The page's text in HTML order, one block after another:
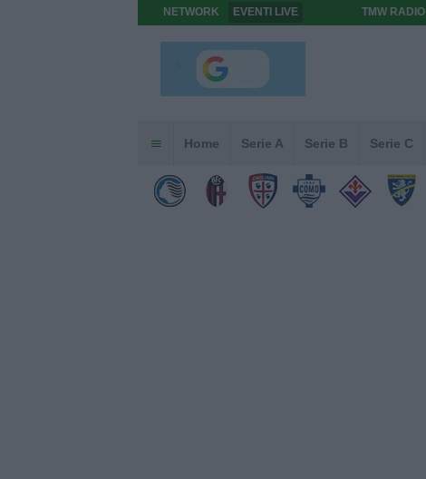
NETWORK EVENTI LIVE TMW RADIO
Home Serie A Serie B Serie C